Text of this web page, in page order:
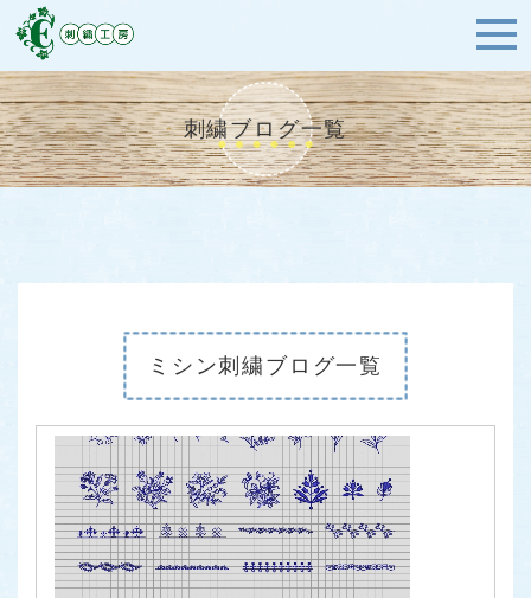
刺繍ブログ一覧
ミシン刺繍ブログ一覧